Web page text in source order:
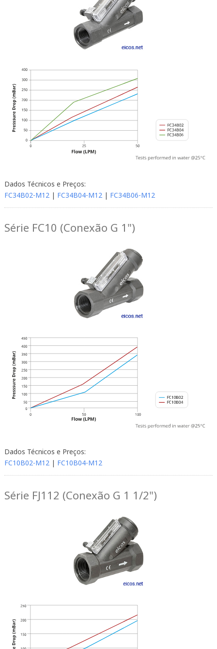
Dados Técnicos e Preços:
FC34B02-M12 | FC34B04-M12 | FC34B06-M12
Série FC10 (Conexão G 1")
Dados Técnicos e Preços:
FC10B02-M12| FC10B04-M12
Série FJ112 (Conexão G 1 1/2")